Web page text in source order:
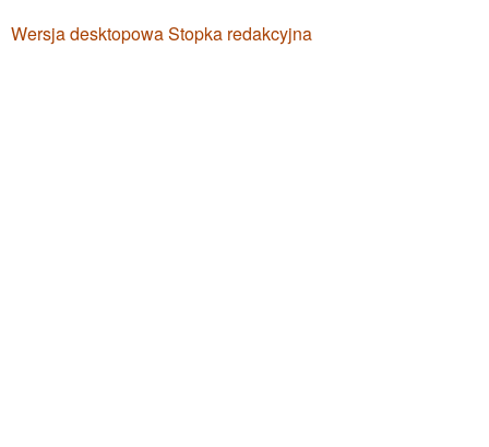
Wersja desktopowaStopka redakcyjna